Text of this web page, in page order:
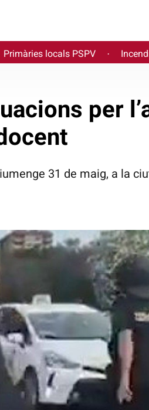
Primàries locals PSPV ·
per
31 de maig, a la